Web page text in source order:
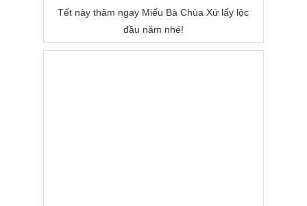
Tết này thăm ngay Miếu Bà Chùa Xứ lấy lộc
đầu năm nhé!